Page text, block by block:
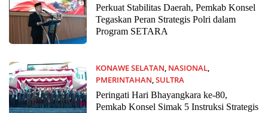
1 Juli 2026
Perkuat Stabilitas Daerah, Pemkab Konsel
Tegaskan Peran Strategis Polri dalam
Program SETARA
KONAWE SELATAN, NASIONAL,
PMERINTAHAN,SULTRA
1 Juli 2026
Peringati Hari Bhayangkara ke-80,
Pemkab Konsel Simak 5 Instruksi Strategis